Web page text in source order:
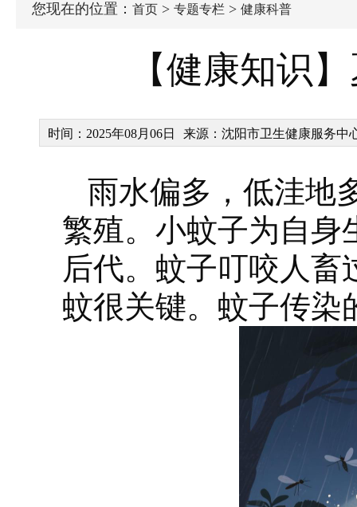
您现在的位置： 首页 > 专题专栏 > 健康科普
【健康知识
时间：2025年08月06日 来源：沈阳市卫生健康服务中
雨水偏多，低洼地
繁殖。小蚊子为自身
后代。蚊子叮咬人
蚊很关键。蚊子传染